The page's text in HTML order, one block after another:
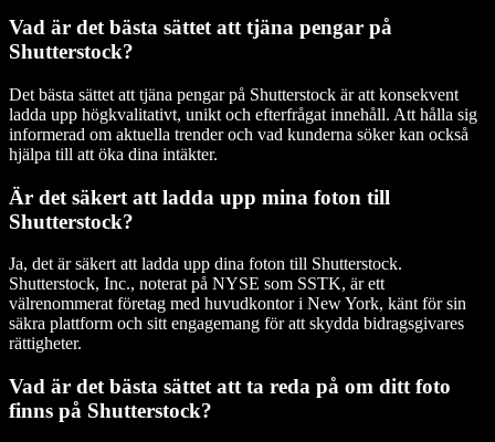
Vad är det bästa sättet att tjäna pengar på
Shutterstock?
Det bästa sättet att tjäna pengar på Shutterstock är att konsekvent
ladda upp högkvalitativt, unikt och efterfrågat innehåll. Att hålla sig
informerad om aktuella trender och vad kunderna söker kan också
hjälpa till att öka dina intäkter.
Är det säkert att ladda upp mina foton till
Shutterstock?
Ja, det är säkert att ladda upp dina foton till Shutterstock.
Shutterstock, Inc., noterat på NYSE som SSTK, är ett
välrenommerat företag med huvudkontor i New York, känt för sin
säkra plattform och sitt engagemang för att skydda bidragsgivares
rättigheter.
Vad är det bästa sättet att ta reda på om ditt foto
finns på Shutterstock?